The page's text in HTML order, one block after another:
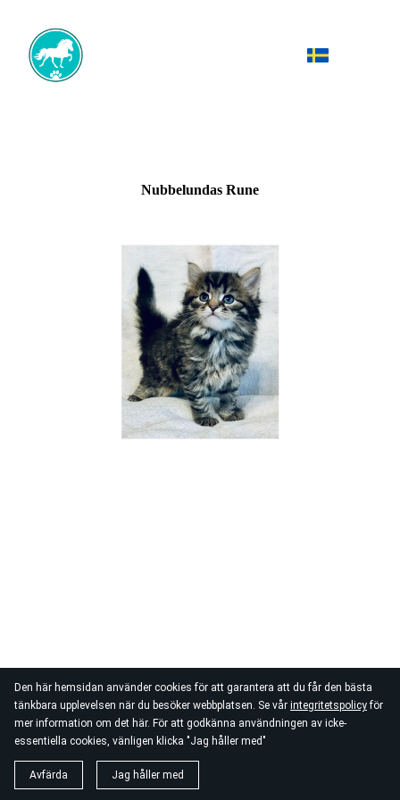
Den här hemsidan använder cookies för att garantera att du får den bästa
tänkbara upplevelsen när du besöker webbplatsen. Se vår integritetspolicyför
mer information om det här. För att godkänna användningen av icke-
essentiella cookies, vänligen klicka "Jag håller med"
Avfärda Jag håller med
Nubbelundas Rune